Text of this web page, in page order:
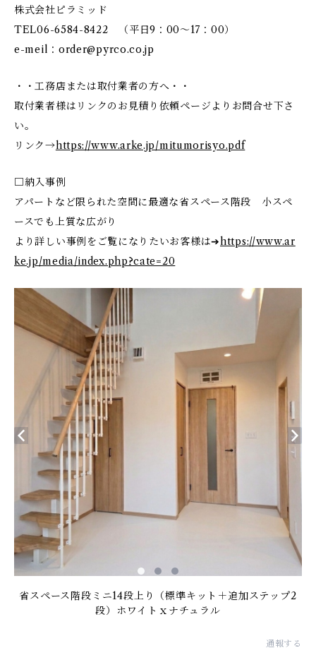
株式会社ピラミッド
TEL06-6584-8422 （平日9：00～17：00）
e-meil： order@pyrco.co.jp
・・工務店または取付業者の方へ・・
取付業者様はリンクのお見積り依頼ページよりお問合せ下さ
い。
リンク→https://www.arke.jp/mitumorisyo.pdf
□納入事例
アパートなど限られた空間に最適な省スペース階段 小スペ
ースでも上質な広がり
より詳しい事例をご覧になりたいお客様は➔https://www.ar
ke.jp/media/index.php?cate=20
省スペース階段ミニ14段上り（標準キット＋追加ステップ2
段）ホワイトｘナチュラル
通報する